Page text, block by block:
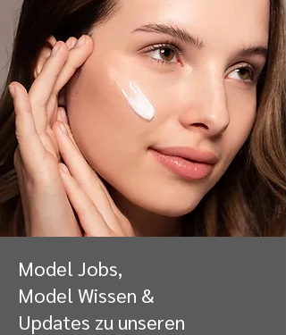
Model Jobs,
Model Wissen &
Updates zu unseren